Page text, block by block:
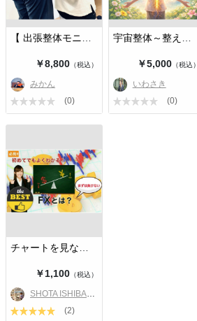
￥8,800（税込）
みかん
(0)
￥5,000 （税込）
いわさき
(0)
￥1,100（税込）
SHOTA ISHIBASHI
(2)